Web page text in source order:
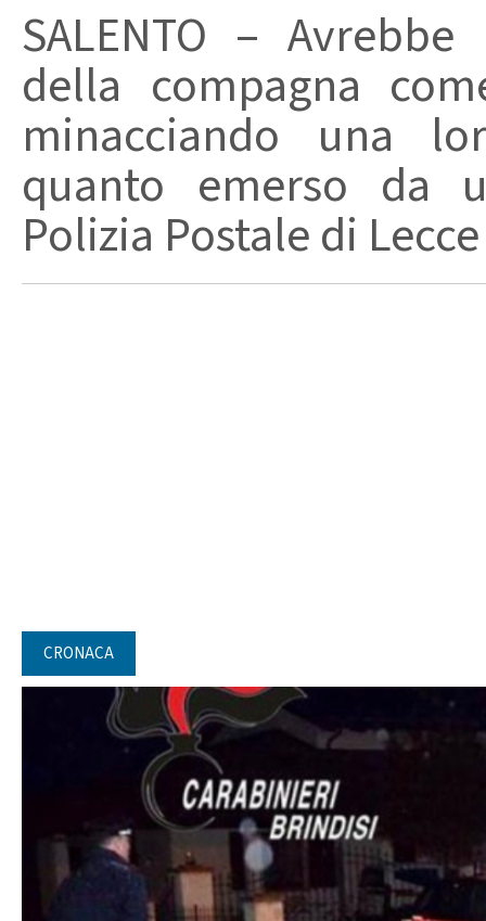
SALENTO –
della compagna
minacciando una
quanto emerso da
Polizia Postale di
CRONACA